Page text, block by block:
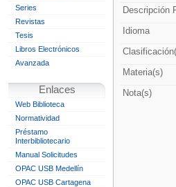
Series
Revistas
Tesis
Libros Electrónicos
Avanzada
Enlaces
Web Biblioteca
Normatividad
Préstamo
Interbibliotecario
Manual Solicitudes
OPAC USB Medellín
OPAC USB Cartagena
Descripción
Idioma
Materia(s)
Nota(s)